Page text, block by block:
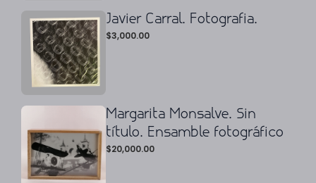
Javier Carral. Fotografia.
$3,000.00
Margarita Monsalve. Sin
título. Ensamble fotográfico
$20,000.00